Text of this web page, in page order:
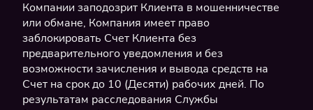
Компании заподозрит Клиента в мошенничестве
или обмане, Компания имеет право
заблокировать Счет Клиента без
предварительного уведомления и без
возможности зачисления и вывода средств на
Счет на срок до 10 (Десяти) рабочих дней. По
результатам расследования Службы